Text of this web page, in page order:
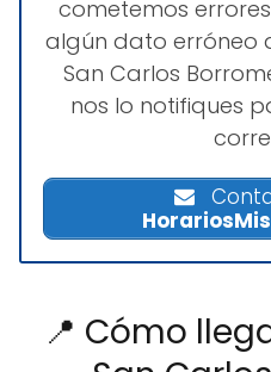
cometemos
algún dato erróneo
San Carlos
nos lo notifiques
📍 Cómo